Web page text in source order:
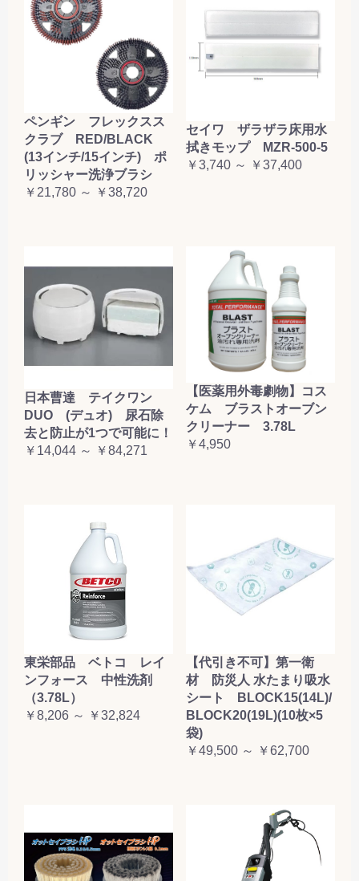
ペンギン フレックスス
クラブ RED/BLACK
(13インチ/15インチ) ポ
リッシャー洗浄ブラシ
￥21,780 ～ ￥38,720
セイワ ザラザラ床用水
拭きモップ MZR-500-5
￥3,740 ～ ￥37,400
日本曹達 テイクワン
DUO (デュオ) 尿石除
去と防止が1つで可能に！
￥14,044 ～ ￥84,271
【医薬用外毒劇物】コス
ケム ブラストオーブン
クリーナー 3.78L
￥4,950
東栄部品 ベトコ レイ
ンフォース 中性洗剤
（3.78L）
￥8,206 ～ ￥32,824
【代引き不可】第一衛
材 防災人 水たまり吸水
シート BLOCK15(14L)/
BLOCK20(19L)(10枚×5
袋)
￥49,500 ～ ￥62,700